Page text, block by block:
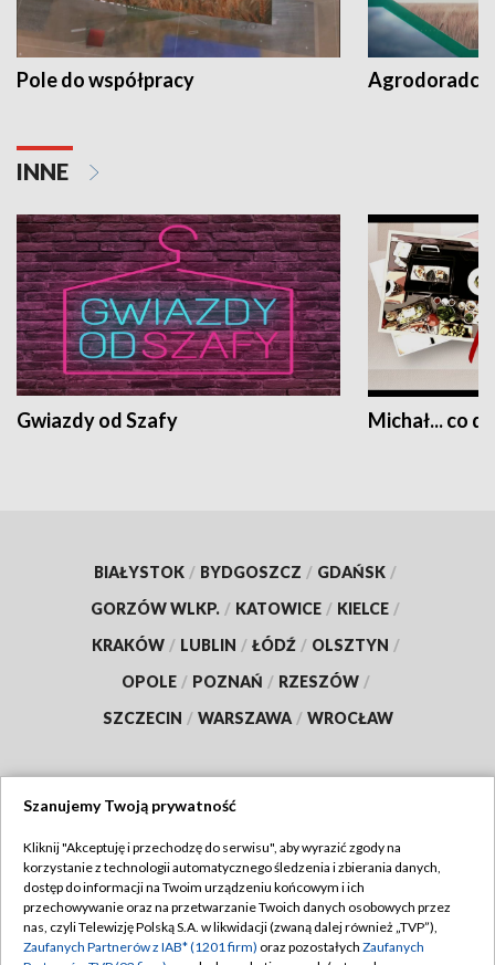
Pole do współpracy Agrodoradcy
INNE
Gwiazdy od Szafy Michał... co
BIAŁYSTOK / BYDGOSZCZ / GDAŃSK /
GORZÓW WLKP. / KATOWICE / KIELCE /
KRAKÓW / LUBLIN / ŁÓDŹ / OLSZTYN /
OPOLE / POZNAŃ / RZESZÓW /
SZCZECIN / WARSZAWA / WROCŁAW
TVP
Abonament TVP
Emisja w TVP
Regulamin TVP
Polityka prywatności
Szanujemy Twoją prywatność
Kliknij "Akceptuję i przechodzę do serwisu", aby wyrazić zgody na
korzystanie z technologii automatycznego śledzenia i zbierania danych,
dostęp do informacji na Twoim urządzeniu końcowym i ich
przechowywanie oraz na przetwarzanie Twoich danych osobowych przez
nas, czyli Telewizję Polską S.A. w likwidacji (zwaną dalej również „TVP”),
Zaufanych Partnerów z IAB* (1201 firm) oraz pozostałych Zaufanych